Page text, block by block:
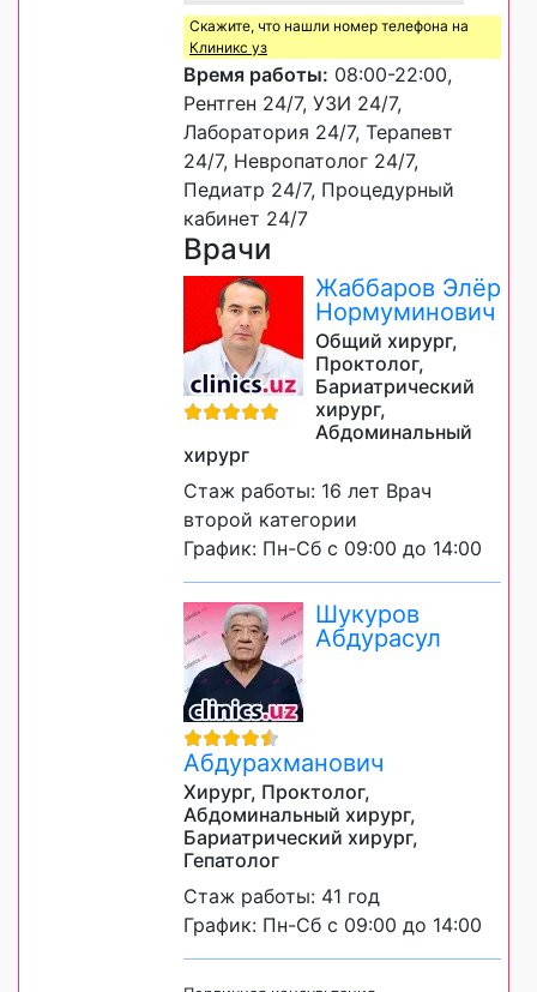
Скажите, что нашли номер телефона на
Клиникс уз
Время работы: 08:00-22:00,
Рентген 24/7, УЗИ 24/7,
Лаборатория 24/7, Терапевт
24/7, Невропатолог 24/7,
Педиатр 24/7, Процедурный
кабинет 24/7
Врачи
Жаббаров Элёр
Нормуминович
Общий хирург,
Проктолог,
Бариатрический
хирург,
Абдоминальный
хирург
Стаж работы: 16 лет Врач
второй категории
График: Пн-Сб с 09:00 до 14:00
Шукуров
Абдурасул
Абдурахманович
Хирург, Проктолог,
Абдоминальный хирург,
Бариатрический хирург,
Гепатолог
Стаж работы: 41 год
График: Пн-Сб с 09:00 до 14:00